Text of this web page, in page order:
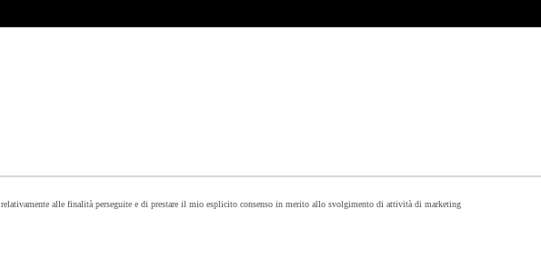
relativamente alle finalità perseguite e di prestare il mio esplicito consenso in merito allo svolgimento di attività di marketing